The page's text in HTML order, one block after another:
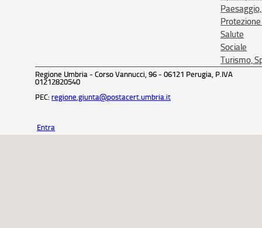
Protezione
Salute
Sociale
Turismo,
Regione Umbria - Corso Vannucci, 96 - 06121 Perugia, P.IVA
01212820540
PEC: regione.giunta@postacert.umbria.it
Entra